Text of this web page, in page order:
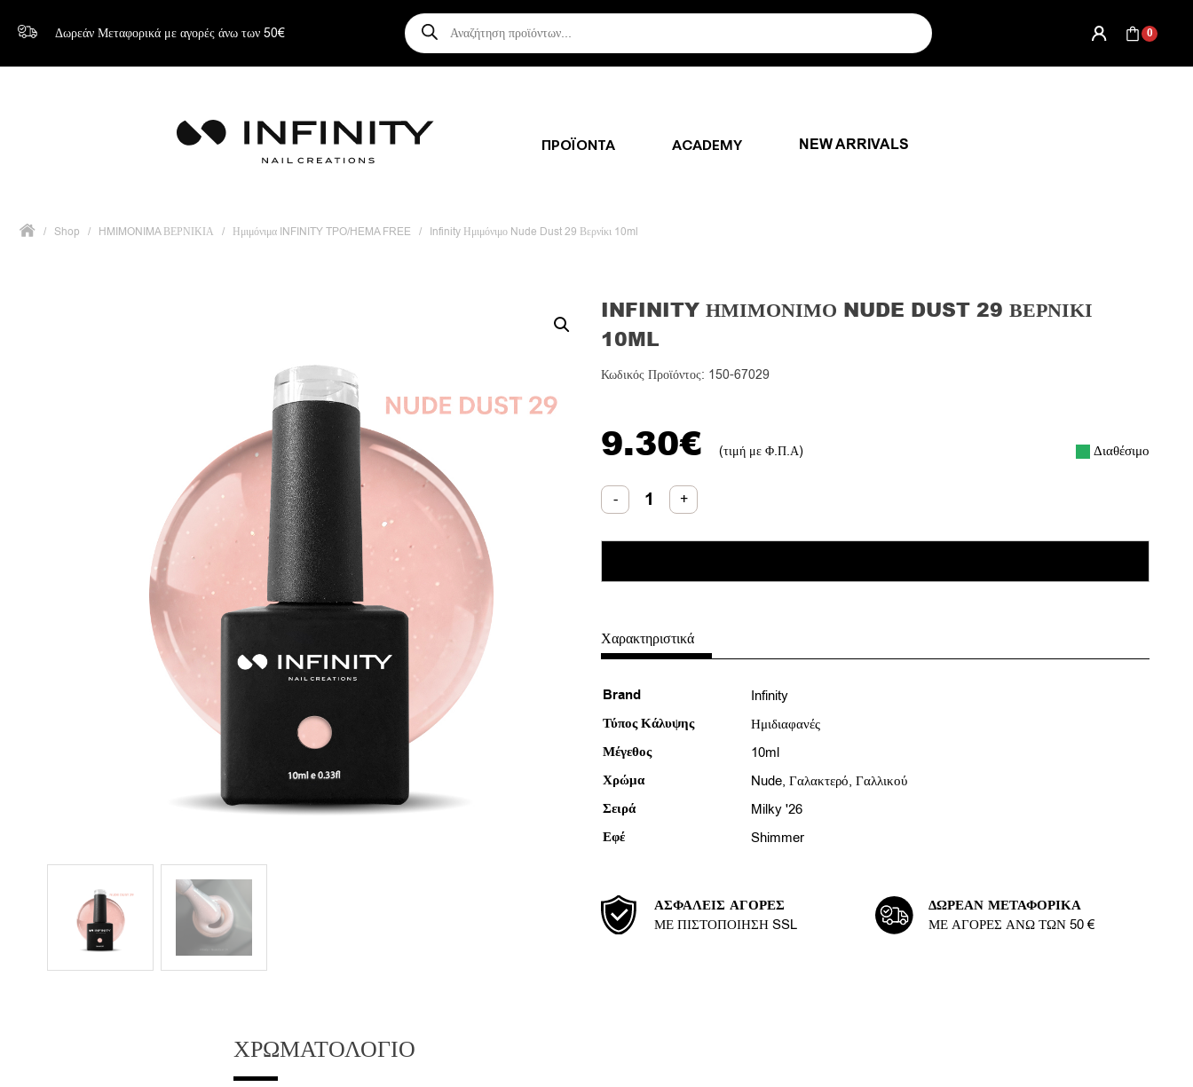
Δωρεάν Μεταφορικά με αγορές άνω των 50€
Αναζήτηση
προϊόντων 0
ΠΡΟΪΟΝΤΑ ACADEMY NEW ARRIVALS
/ Shop / HMIMONIMA ΒΕΡΝΙΚΙΑ / Ημιμόνιμα INFINITY TPO/HEMA FREE / Infinity Ημιμόνιμο Nude Dust 29 Βερνίκι 10ml
INFINITY ΗΜΙΜΌΝΙΜΟ NUDE DUST 29 ΒΕΡΝΊΚΙ
10ML
Κωδικός Προϊόντος: 150-67029
9.30€ (τιμή με Φ.Π.Α) Διαθέσιμο
- Infinity
Ημιμόνιμο
10ml
+
Χαρακτηριστικά
Brand Infinity
Τύπος Κάλυψης Ημιδιαφανές
Μέγεθος 10ml
Χρώμα Nude, Γαλακτερό, Γαλλικού
Σειρά Milky '26
Εφέ Shimmer
ΑΣΦΑΛΕΊΣ ΑΓΟΡΈΣ
ΜΕ ΠΙΣΤΟΠΟΊΗΣΗ SSL
ΔΩΡΕΆΝ ΜΕΤΑΦΟΡΙΚΆ
ΜΕ ΑΓΟΡΈΣ ΆΝΩ ΤΩΝ 50 €
ΧΡΩΜΑΤΟΛΌΓΙΟ